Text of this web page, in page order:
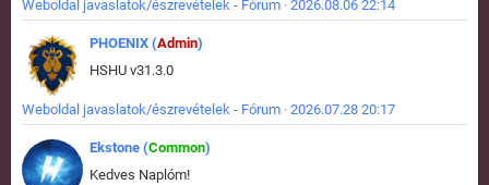
Weboldal javaslatok/észrevételek - Fórum · 2026.08.06 22:14
PHOENIX (Admin)
HSHU v31.3.0
Weboldal javaslatok/észrevételek - Fórum · 2026.07.28 20:17
Ekstone (Common)
Kedves Naplóm!